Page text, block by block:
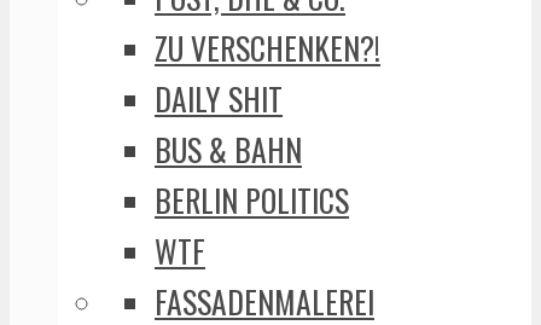
ZU VERSCHENKEN?!
DAILY SHIT
BUS & BAHN
BERLIN POLITICS
WTF
FASSADENMALEREI